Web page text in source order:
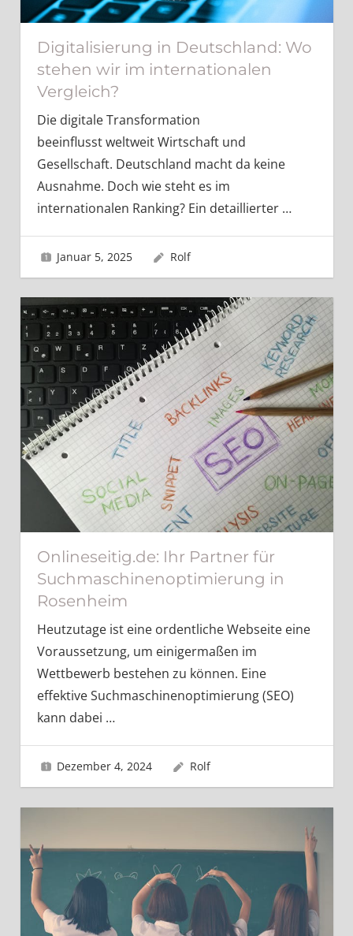
Digitalisierung in Deutschland: Wo
stehen wir im internationalen
Vergleich?
Die digitale Transformation
beeinflusst weltweit Wirtschaft und
Gesellschaft. Deutschland macht da keine
Ausnahme. Doch wie steht es im
internationalen Ranking? Ein detaillierter …
Januar 5, 2025 Rolf
Onlineseitig.de: Ihr Partner für
Suchmaschinenoptimierung in
Rosenheim
Heutzutage ist eine ordentliche Webseite eine
Voraussetzung, um einigermaßen im
Wettbewerb bestehen zu können. Eine
effektive Suchmaschinenoptimierung (SEO)
kann dabei …
Dezember 4, 2024 Rolf